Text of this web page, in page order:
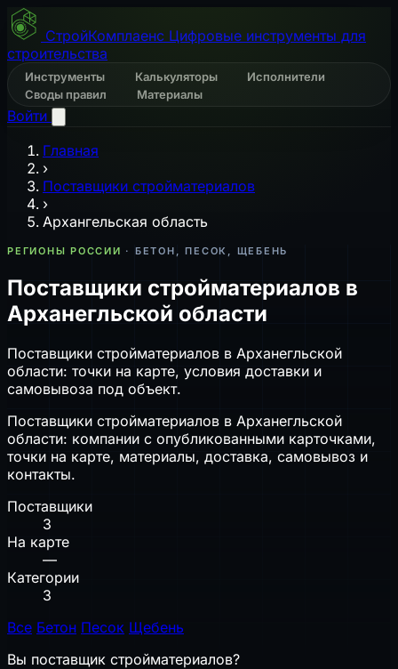
СтройКомплаенс Цифровые инструменты для
строительства
Инструменты Калькуляторы
Исполнители
Своды правил
Материалы
Войти
Главная
›
Поставщики стройматериалов
›
Архангельская область
РЕГИОНЫ РОССИИ · БЕТОН, ПЕСОК, ЩЕБЕНЬ
Поставщики стройматериалов в
Арханегльской области
Поставщики стройматериалов в Арханегльской
области: точки на карте, условия доставки и
самовывоза под объект.
Поставщики стройматериалов в Арханегльской
области: компании с опубликованными карточками,
точки на карте, материалы, доставка, самовывоз и
контакты.
Поставщики
3
На карте
—
Категории
3
Все Бетон Песок Щебень
Вы поставщик стройматериалов?